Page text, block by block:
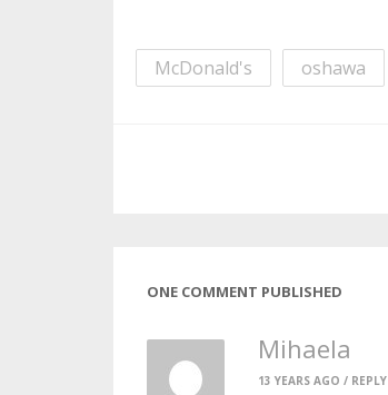
McDonald's oshawa
ONE COMMENT PUBLISHED
Mihaela
13 YEARS AGO / REPLY